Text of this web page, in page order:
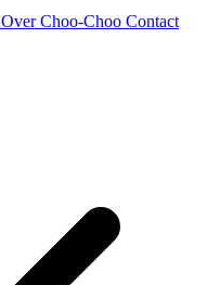
Over Choo-Choo Contact